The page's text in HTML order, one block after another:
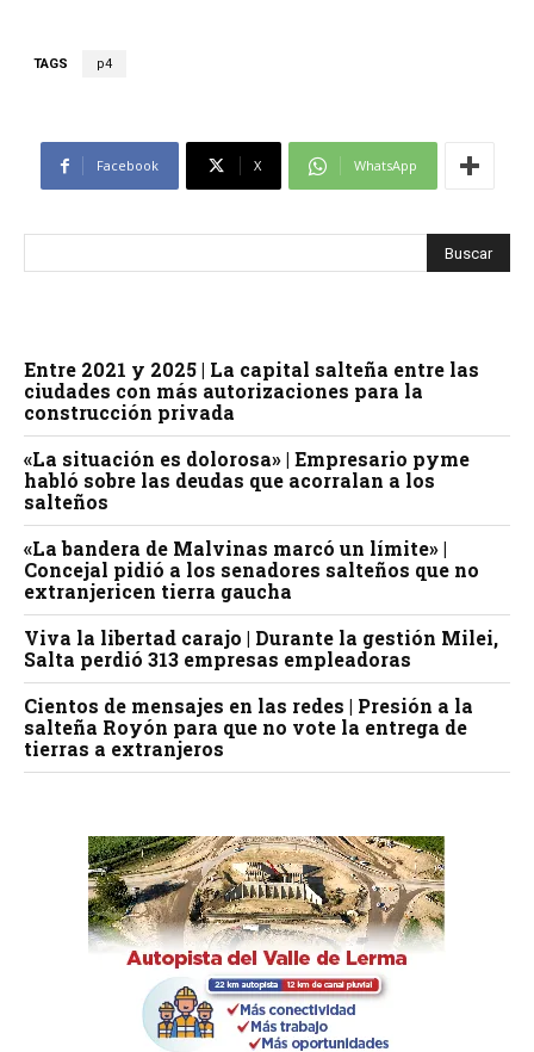
TAGS p4
Facebook X WhatsApp
Entre 2021 y 2025 | La capital salteña entre las
ciudades con más autorizaciones para la
construcción privada
«La situación es dolorosa» | Empresario pyme
habló sobre las deudas que acorralan a los
salteños
«La bandera de Malvinas marcó un límite» |
Concejal pidió a los senadores salteños que no
extranjericen tierra gaucha
Viva la libertad carajo | Durante la gestión Milei,
Salta perdió 313 empresas empleadoras
Cientos de mensajes en las redes | Presión a la
salteña Royón para que no vote la entrega de
tierras a extranjeros